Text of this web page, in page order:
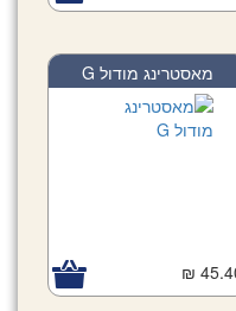
מאסטרינג מודול G
45.40